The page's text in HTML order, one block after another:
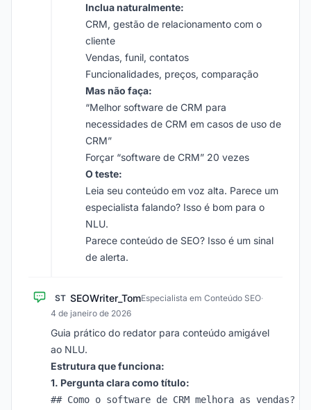
Inclua naturalmente:
CRM, gestão de relacionamento com o
cliente
Vendas, funil, contatos
Funcionalidades, preços, comparação
Mas não faça:
“Melhor software de CRM para
necessidades de CRM em casos de uso de
CRM”
Forçar “software de CRM” 20 vezes
O teste:
Leia seu conteúdo em voz alta. Parece um
especialista falando? Isso é bom para o
NLU.
Parece conteúdo de SEO? Isso é um sinal
de alerta.
ST SEOWriter_TomEspecialista em Conteúdo SEO·
4 de janeiro de 2026
Guia prático do redator para conteúdo amigável
ao NLU.
Estrutura que funciona:
1. Pergunta clara como título: